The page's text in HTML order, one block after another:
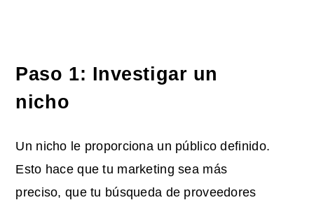
Paso 1: Investigar un
nicho
Un nicho le proporciona un público definido.
Esto hace que tu marketing sea más
preciso, que tu búsqueda de proveedores